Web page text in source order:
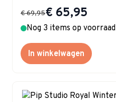
Special Price
€ 65,95
€ 69,95
Nog 3 items op voorraad
In winkelwagen